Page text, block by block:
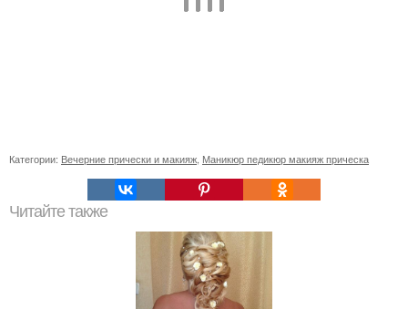
Категории: Вечерние прически и макияж Маникюр педикюр макияж прическа
Читайте также